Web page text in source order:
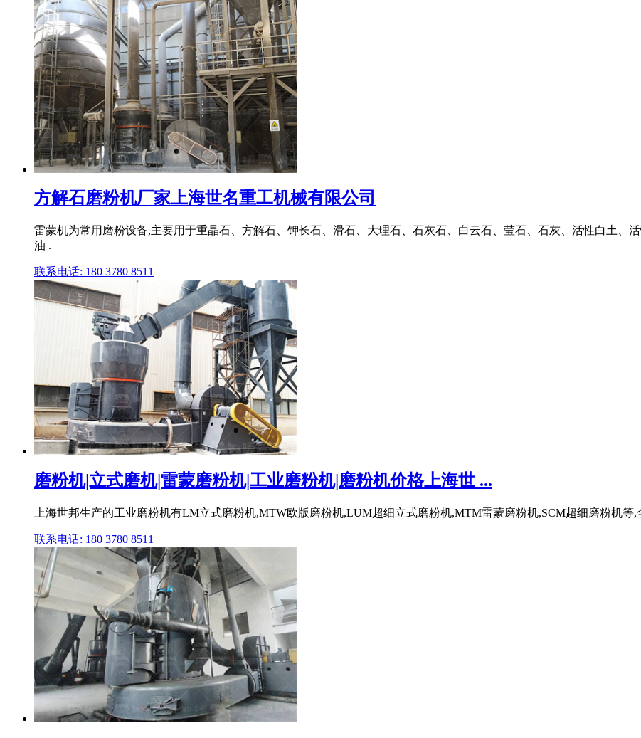
方解石磨粉机厂家上海世名重工机械有限公司
雷蒙机为常用磨粉设备,主要用于重晶石、方解石、钾长石、滑石、大理石、石灰石、白云石、莹石、石灰、活性白土、
油 .
联系电话: 180 3780 8511
磨粉机|立式磨机|雷蒙磨粉机|工业磨粉机|磨粉机价格上海世 ...
上海世邦生产的工业磨粉机有LM立式磨粉机,MTW欧版磨粉机,LUM超细立式磨粉机,MTM雷蒙磨粉机,SCM超细磨粉机等,
联系电话: 180 3780 8511